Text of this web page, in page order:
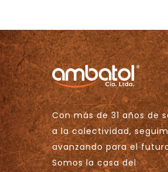
Con más de 31 años de
a la colectividad,
avanzando para el
Somos la casa del